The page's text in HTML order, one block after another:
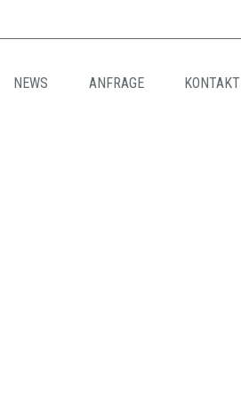
KONTAKT
ANFRAGE
NEWS